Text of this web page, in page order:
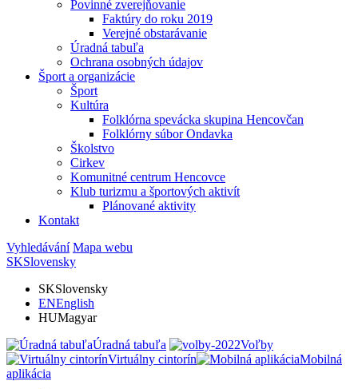
Povinné zverejňovanie
Faktúry do roku 2019
Verejné obstarávanie
Úradná tabuľa
Ochrana osobných údajov
Šport a organizácie
Šport
Kultúra
Folklórna spevácka skupina Hencovčan
Folklórny súbor Ondavka
Školstvo
Cirkev
Komunitné centrum Hencovce
Klub turizmu a športových aktivít
Plánované aktivity
Kontakt
Vyhledávání Mapa webu
SKSlovensky
SKSlovensky
ENEnglish
HUMagyar
Úradná tabuľa
Voľby
Virtuálny cintorín
Mobilná
aplikácia